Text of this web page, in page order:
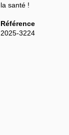
la santé !
Référence
2025-3224